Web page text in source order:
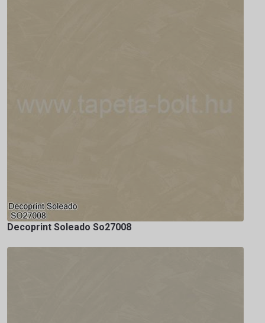
Decoprint Soleado So27008